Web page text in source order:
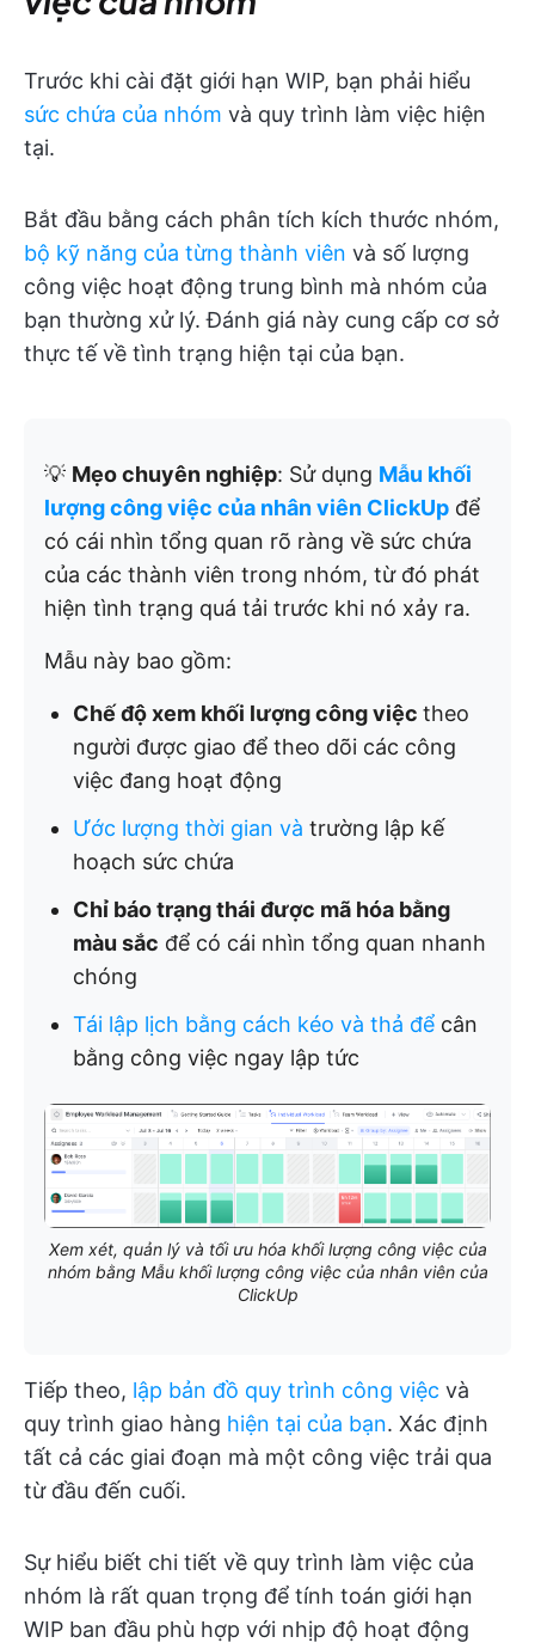
Trước khi cài đặt giới hạn WIP, bạn phải hiểu
sức chứa của nhóm và quy trình làm việc hiện
tại.
Bắt đầu bằng cách phân tích kích thước nhóm,
bộ kỹ năng của từng thành viên và số lượng
công việc hoạt động trung bình mà nhóm của
bạn thường xử lý. Đánh giá này cung cấp cơ sở
thực tế về tình trạng hiện tại của bạn.
💡 Mẹo chuyên nghiệp: Sử dụng Mẫu khối
lượng công việc của nhân viên ClickUp để
có cái nhìn tổng quan rõ ràng về sức chứa
của các thành viên trong nhóm, từ đó phát
hiện tình trạng quá tải trước khi nó xảy ra.
Mẫu này bao gồm:
Chế độ xem khối lượng công việc theo
người được giao để theo dõi các công
việc đang hoạt động
Ước lượng thời gian và trường lập kế
hoạch sức chứa
Chỉ báo trạng thái được mã hóa bằng
màu sắc để có cái nhìn tổng quan nhanh
chóng
Tái lập lịch bằng cách kéo và thả để cân
bằng công việc ngay lập tức
Xem xét, quản lý và tối ưu hóa khối lượng công việc của
nhóm bằng Mẫu khối lượng công việc của nhân viên của
ClickUp
Tiếp theo, lập bản đồ quy trình công việc và
quy trình giao hàng hiện tại của bạn. Xác định
tất cả các giai đoạn mà một công việc trải qua
từ đầu đến cuối.
Sự hiểu biết chi tiết về quy trình làm việc của
nhóm là rất quan trọng để tính toán giới hạn
WIP ban đầu phù hợp với nhịp độ hoạt động